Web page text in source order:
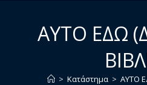
ΑΥΤΟ ΕΔΩ
> Κατάστημα > ΑΥΤΟ